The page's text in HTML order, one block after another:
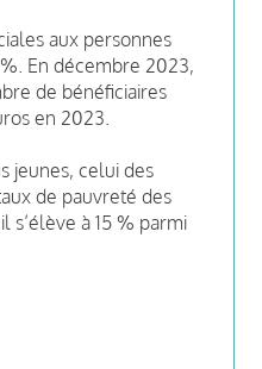
aux personnes
En décembre 2023,
de bénéficiaires
en 2023.
jeunes, celui des
de pauvreté des
s’élève à 15 % parmi